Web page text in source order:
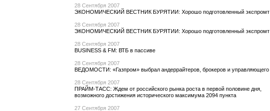
28 Сентября 2007
ЭКОНОМИЧЕСКИЙ ВЕСТНИК БУРЯТИИ: Хорошо подготовленный экспромт
28 Сентября 2007
ЭКОНОМИЧЕСКИЙ ВЕСТНИК БУРЯТИИ: Хорошо подготовленный экспромт
28 Сентября 2007
BUSINESS & FM: ВТБ в пассиве
28 Сентября 2007
ВЕДОМОСТИ: «Газпром» выбрал андеррайтеров, брокеров и управляющего
28 Сентября 2007
ПРАЙМ-ТАСС: Ждем от российского рынка роста в первой половине дня,
возможного достижения исторического максимума 2094 пункта
27 Сентября 2007